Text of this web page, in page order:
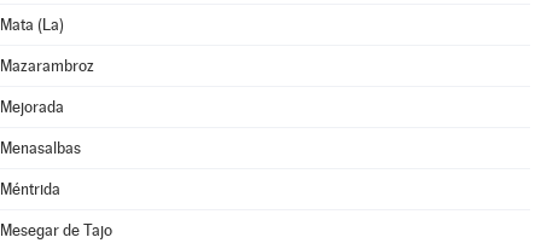
Mata (La)
Mazarambroz
Mejorada
Menasalbas
Méntrida
Mesegar de Tajo